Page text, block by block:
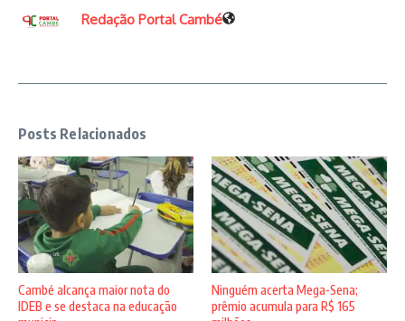
Redação Portal Cambé
Posts Relacionados
Cambé alcança maior nota do
IDEB e se destaca na educação
Ninguém acerta Mega-Sena;
prêmio acumula para R$ 165